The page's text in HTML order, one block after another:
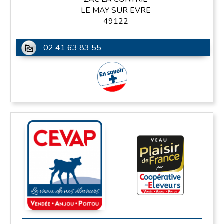
LE MAY SUR EVRE
49122
02 41 63 83 55